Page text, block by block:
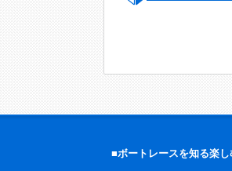
■ボートレースを知る楽し